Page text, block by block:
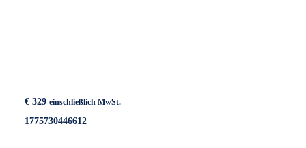
€ 329 einschließlich MwSt.
1775730446612